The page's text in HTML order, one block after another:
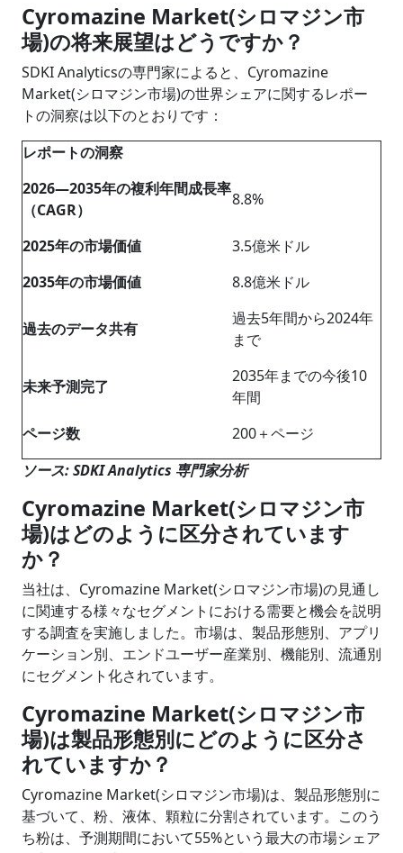
Cyromazine Market(シロマジン市
場)の将来展望はどうですか？
SDKI Analyticsの専門家によると、Cyromazine
Market(シロマジン市場)の世界シェアに関するレポー
トの洞察は以下のとおりです：
レポートの洞察
2026―2035年の複利年間成長率
（CAGR）
8.8%
2025年の市場価値
3.5億米ドル
2035年の市場価値
8.8億米ドル
過去のデータ共有
過去5年間から2024年
まで
未来予測完了
2035年までの今後10
年間
ページ数
200＋ページ
ソース: SDKI Analytics 専門家分析
Cyromazine Market(シロマジン市
場)はどのように区分されています
か？
当社は、Cyromazine Market(シロマジン市場)の見通し
に関連する様々なセグメントにおける需要と機会を説明
する調査を実施しました。市場は、製品形態別、アプリ
ケーション別、エンドユーザー産業別、機能別、流通別
にセグメント化されています。
Cyromazine Market(シロマジン市
場)は製品形態別にどのように区分さ
れていますか？
Cyromazine Market(シロマジン市場)は、製品形態別に
基づいて、粉、液体、顆粒に分割されています。このう
ち粉は、予測期間において55%という最大の市場シェア